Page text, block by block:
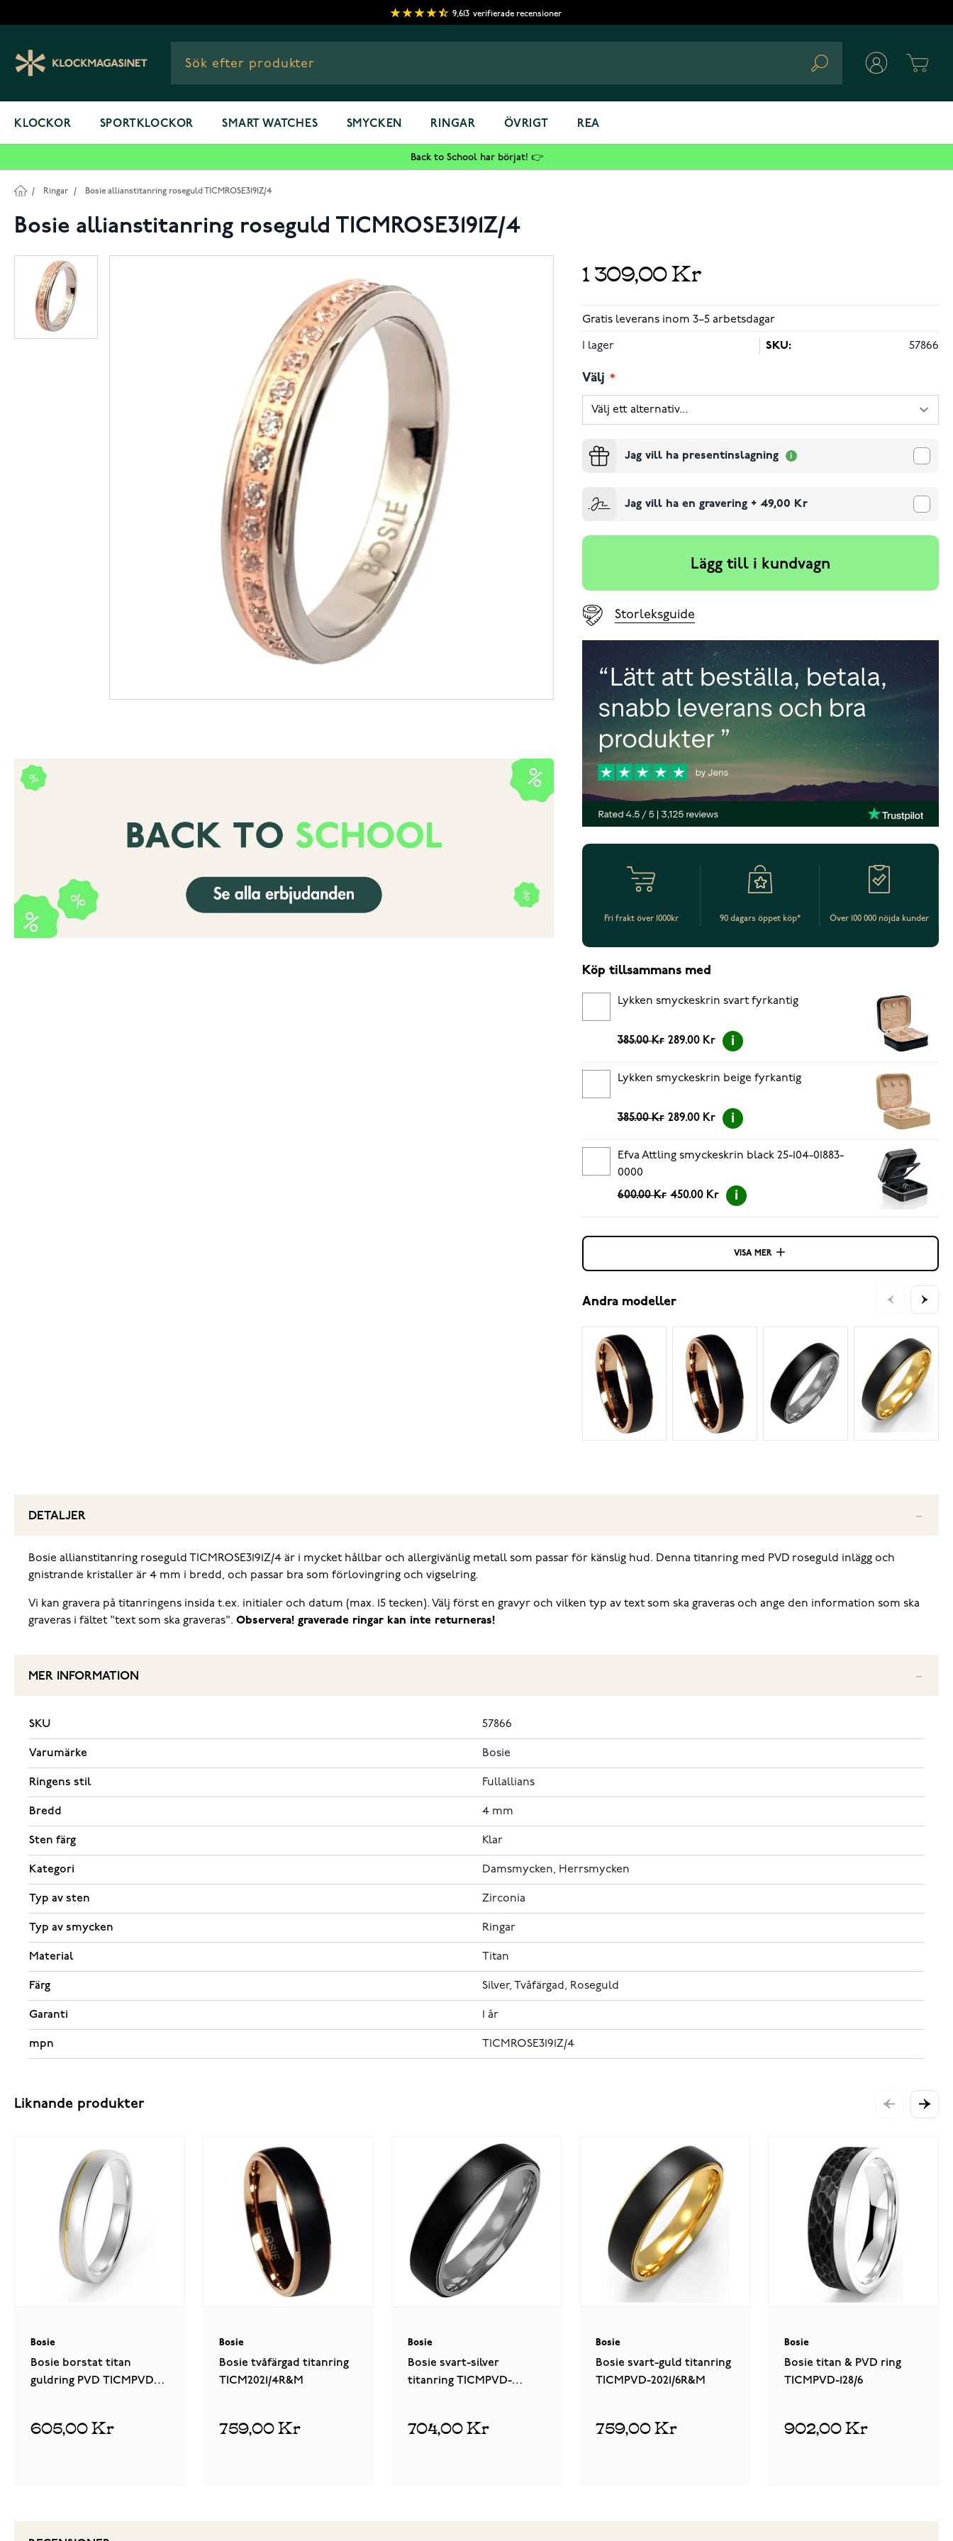
9,613 verifierade recensioner
Search
KLOCKOR SPORTKLOCKOR SMART WATCHES SMYCKEN RINGAR ÖVRIGT REA
Back to School har börjat! 👉
/ Ringar / Bosie allianstitanring roseguld TICMROSE3191Z/4
Bosie allianstitanring roseguld TICMROSE3191Z/4
1 309,00 Kr
Gratis leverans inom 3–5 arbetsdagar
I lager SKU: 57866
Välj
Jag vill ha presentinslagning
Jag vill ha en gravering+ 49,00 Kr
Lägg till i kundvagn
Storleksguide
Fri frakt över 1000kr 90 dagars öppet köp* Över 100 000 nöjda kunder
Köp tillsammans med
Lykken smyckeskrin svart fyrkantig
385.00 Kr 289.00 Kr
Lykken smyckeskrin beige fyrkantig
385.00 Kr 289.00 Kr
Efva Attling smyckeskrin black 25-104-01883-
0000
600.00 Kr 450.00 Kr
VISA MER
Andra modeller
DETALJER
Bosie allianstitanring roseguld TICMROSE3191Z/4 är i mycket hållbar och allergivänlig metall som passar för känslig hud. Denna titanring med PVD roseguld inlägg och
gnistrande kristaller är 4 mm i bredd, och passar bra som förlovingring och vigselring.
Vi kan gravera på titanringens insida t.ex. initialer och datum (max. 15 tecken). Välj först en gravyr och vilken typ av text som ska graveras och ange den information som ska
graveras i fältet "text som ska graveras". Observera! graverade ringar kan inte returneras!
MER INFORMATION
SKU 57866
Varumärke Bosie
Ringens stil Fullallians
Bredd 4 mm
Sten färg Klar
Kategori Damsmycken, Herrsmycken
Typ av sten Zirconia
Typ av smycken Ringar
Material Titan
Färg Silver, Tvåfärgad, Roseguld
Garanti 1 år
mpn TICMROSE3191Z/4
Liknande produkter
Bosie
Bosie borstat titan
guldring PVD TICMPVD-
605,00 Kr
Bosie
Bosie tvåfärgad titanring
TICM2021/4R&M
759,00 Kr
Bosie
Bosie svart-silver
titanring TICMPVD-
704,00 Kr
Bosie
Bosie svart-guld titanring
TICMPVD-2021/6R&M
759,00 Kr
Bosie
Bosie titan & PVD ring
TICMPVD-128/6
902,00 Kr